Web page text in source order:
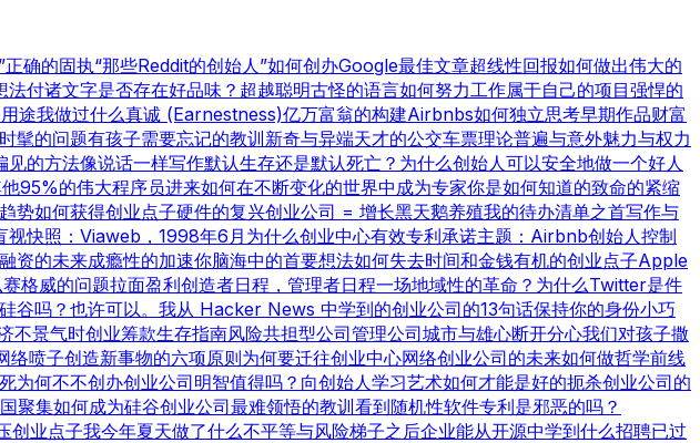
正确的固执“那些Reddit的创始人”如何创办Google最佳文章超线性回报如何做出伟大的
法付诸文字是否存在好品味？ 超越聪明古怪的语言如何努力工作属于自己的项目强悍的
途我做过什么真诚 (Earnestness)亿万富翁的构建Airbnbs如何独立思考早期作品财富
时髦的问题有孩子需要忘记的教训 新奇与异端天才的公交车票理论普遍与意外魅力与权力
见的方法像说话一样写作默认生存还是默认死亡？ 为什么创始人可以安全地做一个好人
95%的伟大程序员进来如何在不断变化的世界中成为专家你是如何知道的致命的紧缩
势如何获得创业点子硬件的复兴创业公司 = 增长黑天鹅养殖我的待办清单之首写作与
视快照：Viaweb，1998年6月 为什么创业中心有效专利承诺主题：Airbnb创始人控制
资的未来成瘾性的加速你脑海中的首要想法如何失去时间和金钱有机的创业点子Apple
赛格威的问题拉面盈利创造者日程，管理者日程一场地域性的革命？ 为什么Twitter是件
谷吗？也许可以。 我从 Hacker News 中学到的创业公司的13句话保持你的身份小巧
不景气时创业筹款生存指南风险共担型公司管理公司城市与雄心断开分心我们对孩子撒
络喷子创造新事物的六项原则为何要迁往创业中心网络创业公司的未来如何做哲学前线
为何不不创办创业公司明智值得吗？ 向创始人学习艺术如何才能是好的扼杀创业公司的
聚集如何成为硅谷创业公司最难领悟的教训 看到随机性软件专利是邪恶的吗？
创业点子我今年夏天做了什么不平等与风险梯子之后企业能从开源中学到什么招聘已过